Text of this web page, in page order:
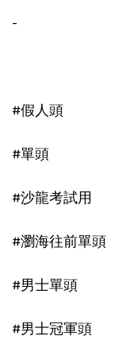
-
#假人頭
#單頭
#沙龍考試用
#瀏海往前單頭
#男士單頭
#男士冠軍頭